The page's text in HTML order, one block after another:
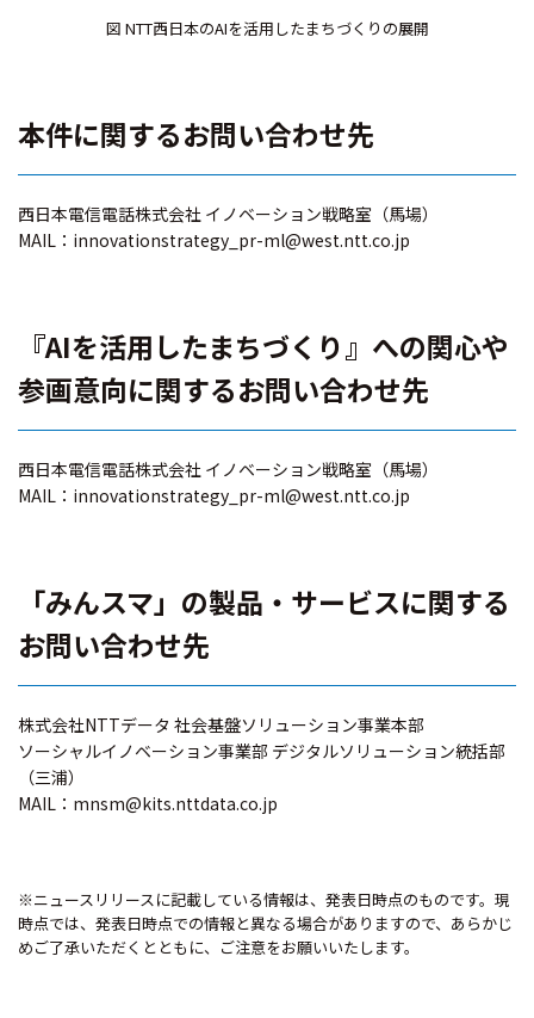
図 NTT西日本のAIを活用したまちづくりの展開
本件に関するお問い合わせ先
西日本電信電話株式会社 イノベーション戦略室（馬場）
MAIL：innovationstrategy_pr-ml@west.ntt.co.jp
『AIを活用したまちづくり』への関心や
参画意向に関するお問い合わせ先
西日本電信電話株式会社 イノベーション戦略室（馬場）
MAIL：innovationstrategy_pr-ml@west.ntt.co.jp
「みんスマ」の製品・サービスに関する
お問い合わせ先
株式会社NTTデータ 社会基盤ソリューション事業本部
ソーシャルイノベーション事業部 デジタルソリューション統括部
（三浦）
MAIL：mnsm@kits.nttdata.co.jp
※ニュースリリースに記載している情報は、発表日時点のものです。現
時点では、発表日時点での情報と異なる場合がありますので、あらかじ
めご了承いただくとともに、ご注意をお願いいたします。